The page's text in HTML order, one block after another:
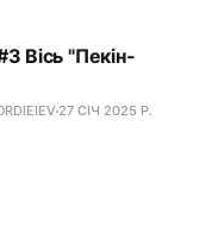
Вісь "Пекін-
27 СІЧ 2025 Р.